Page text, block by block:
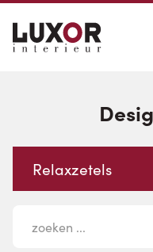
Relaxzetels